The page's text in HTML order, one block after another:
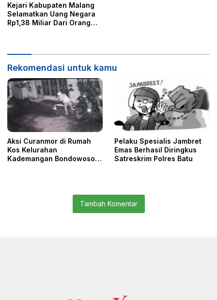
Kejari Kabupaten Malang
Selamatkan Uang Negara
Rp1,38 Miliar Dari Orang
Rekomendasi untuk kamu
Aksi Curanmor di Rumah
Kos Kelurahan
Kademangan Bondowoso
Pelaku Spesialis Jambret
Emas Berhasil Diringkus
Satreskrim Polres Batu
Tambah Komentar